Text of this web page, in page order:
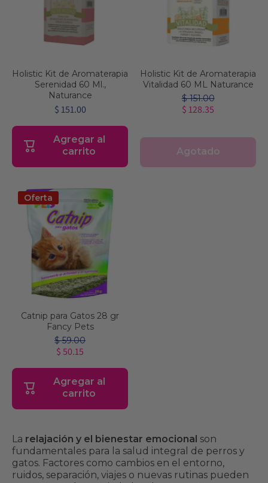
Holistic Kit de Aromaterapia
Serenidad 60 Ml.,
Naturance
$ 151.00
Agregar al
carrito
Holistic Kit de Aromaterapia
Vitalidad 60 ML Naturance
$ 151.00
$ 128.35
Agotado
Oferta
Catnip para Gatos 28 gr
Fancy Pets
$ 59.00
$ 50.15
Agregar al
carrito
La relajación y el bienestar emocional son
fundamentales para la salud integral de perros y
gatos. Factores como cambios en el entorno,
ruidos, separación, viajes o nuevas rutinas pueden